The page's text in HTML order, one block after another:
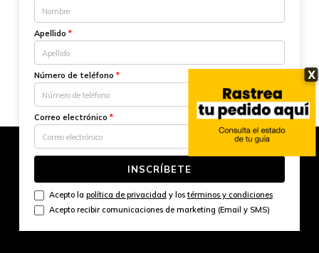
X
Apellido *
Número de teléfono *
Correo electrónico *
INSCRÍBETE
Acepto la política de privacidad y lostérminos y condiciones
Acepto recibir comunicaciones de marketing (Email y SMS)